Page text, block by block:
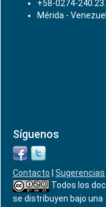
+58-0274-
Mérida -
Síguenos
Contacto
Sugerencias
Todos los
se distribuyen bajo una